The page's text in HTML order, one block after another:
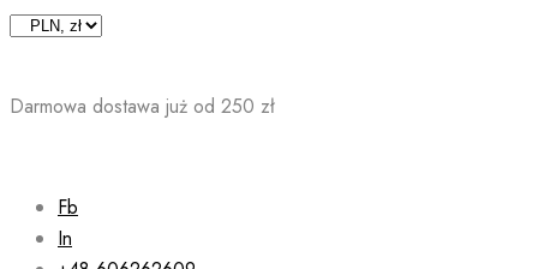
Skip
Darmowa dostawa już od 250 zł
Fb
In